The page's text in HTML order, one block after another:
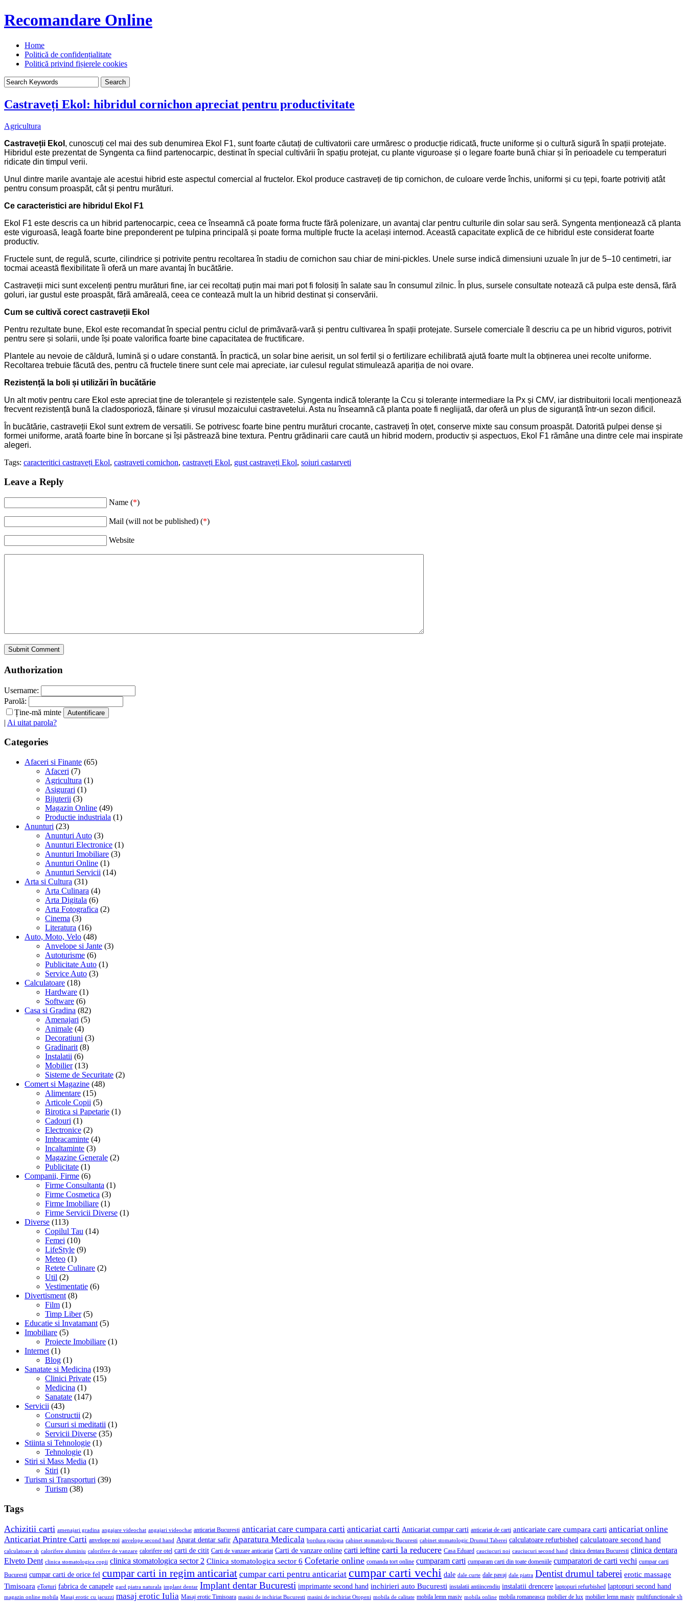
Recomandare Online
Home
Politică de confidențialitate
Politică privind fișierele cookies
Castraveți Ekol: hibridul cornichon apreciat pentru productivitate
Agricultura
Castraveții Ekol , cunoscuți cel mai des sub denumirea Ekol F1, sunt foarte căutați de cultivatorii care urmăresc o producție ridicată, fructe uniforme și o cultură sigură în spații protejate.
Hibridul este prezentat de Syngenta ca fiind partenocarpic, destinat în special cultivării în spațiu protejat, cu plante viguroase și o legare foarte bună chiar și în perioadele cu temperaturi
ridicate din timpul verii.
Unul dintre marile avantaje ale acestui hibrid este aspectul comercial al fructelor. Ekol produce castraveți de tip cornichon, de culoare verde închis, uniformi și cu țepi, foarte potriviți atât
pentru consum proaspăt, cât și pentru murături.
Ce caracteristici are hibridul Ekol F1
Ekol F1 este descris ca un hibrid partenocarpic, ceea ce înseamnă că poate forma fructe fără polenizare, un avantaj clar pentru culturile din solar sau seră. Syngenta menționează că planta
este viguroasă, leagă foarte bine preponderent pe tulpina principală și poate forma multiple fructe la același internod. Această capacitate explică de ce hibridul este considerat foarte
productiv.
Fructele sunt, de regulă, scurte, cilindrice și potrivite pentru recoltarea în stadiu de cornichon sau chiar de mini-pickles. Unele surse indică dimensiuni uzuale în jur de 5–10 centimetri, iar
tocmai această flexibilitate îi oferă un mare avantaj în bucătărie.
Castraveții mici sunt excelenți pentru murături fine, iar cei recoltați puțin mai mari pot fi folosiți în salate sau în consumul zilnic. În plus, sursele consultate notează că pulpa este densă, fără
goluri, iar gustul este proaspăt, fără amăreală, ceea ce contează mult la un hibrid destinat și conservării.
Cum se cultivă corect castraveții Ekol
Pentru rezultate bune, Ekol este recomandat în special pentru ciclul de primăvară-vară și pentru cultivarea în spații protejate. Sursele comerciale îl descriu ca pe un hibrid viguros, potrivit
pentru sere și solarii, unde își poate valorifica foarte bine capacitatea de fructificare.
Plantele au nevoie de căldură, lumină și o udare constantă. În practică, un solar bine aerisit, un sol fertil și o fertilizare echilibrată ajută foarte mult la obținerea unei recolte uniforme.
Recoltarea trebuie făcută des, pentru că fructele tinere sunt cele mai apreciate, iar culesul regulat stimulează apariția de noi ovare.
Rezistență la boli și utilizări în bucătărie
Un alt motiv pentru care Ekol este apreciat ține de toleranțele și rezistențele sale. Syngenta indică toleranțe la Ccu și toleranțe intermediare la Px și CMV, iar distribuitorii locali menționează
frecvent rezistență bună la cladosporioză, făinare și virusul mozaicului castravetelui. Asta nu înseamnă că planta poate fi neglijată, dar oferă un plus de siguranță într-un sezon dificil.
În bucătărie, castraveții Ekol sunt extrem de versatili. Se potrivesc foarte bine pentru murături crocante, castraveți în oțet, conserve mixte sau consum proaspăt. Datorită pulpei dense și
formei uniforme, arată foarte bine în borcane și își păstrează bine textura. Pentru grădinarii care caută un hibrid modern, productiv și aspectuos, Ekol F1 rămâne una dintre cele mai inspirate
alegeri.
Tags: caracteritici castraveți Ekol, castraveti cornichon, castraveți Ekol, gust castraveți Ekol, soiuri castarveti
Leave a Reply
Name (*)
Mail (will not be published) (*)
Website
Authorization
Username:
Parolă:
Ține-mă minte
| Ai uitat parola?
Categories
Afaceri si Finante (65)
Afaceri (7)
Agricultura (1)
Asigurari (1)
Bijuterii (3)
Magazin Online (49)
Productie industriala (1)
Anunturi (23)
Anunturi Auto (3)
Anunturi Electronice (1)
Anunturi Imobiliare (3)
Anunturi Online (1)
Anunturi Servicii (14)
Arta si Cultura (31)
Arta Culinara (4)
Arta Digitala (6)
Arta Fotografica (2)
Cinema (3)
Literatura (16)
Auto, Moto, Velo (48)
Anvelope si Jante (3)
Autoturisme (6)
Publicitate Auto (1)
Service Auto (3)
Calculatoare (18)
Hardware (1)
Software (6)
Casa si Gradina (82)
Amenajari (5)
Animale (4)
Decoratiuni (3)
Gradinarit (8)
Instalatii (6)
Mobilier(13)
Sisteme de Securitate (2)
Comert si Magazine (48)
Alimentare (15)
Articole Copii (5)
Birotica si Papetarie (1)
Cadouri (1)
Electronice (2)
Imbracaminte (4)
Incaltaminte (3)
Magazine Generale (2)
Publicitate (1)
Companii, Firme (6)
Firme Consultanta (1)
Firme Cosmetica (3)
Firme Imobiliare (1)
Firme Servicii Diverse (1)
Diverse (113)
Copilul Tau (14)
Femei (10)
LifeStyle (9)
Meteo (1)
Retete Culinare (2)
Util (2)
Vestimentatie (6)
Divertisment (8)
Film (1)
Timp Liber(5)
Educatie si Invatamant (5)
Imobiliare (5)
Proiecte Imobiliare (1)
Internet (1)
Blog (1)
Sanatate si Medicina (193)
Clinici Private (15)
Medicina (1)
Sanatate (147)
Servicii (43)
Constructii (2)
Cursuri si meditatii (1)
Servicii Diverse (35)
Stiinta si Tehnologie (1)
Tehnologie (1)
Stiri si Mass Media (1)
Stiri (1)
Turism si Transporturi (39)
Turism (38)
Tags
Achizitii carti amenajari gradina angajare videochat angajari videochat anticariat Bucuresti anticariat care cumpara carti anticariat carti Anticariat cumpar carti anticariat de carti anticariate care cumpara carti anticariat online
Anticariat Printre Carti anvelope noi anvelope second hand Aparat dentar safir Aparatura Medicala bordura piscina cabinet stomatologic Bucuresti cabinet stomatologic Drumul Taberei calculatoare refurbished calculatoare second hand
calculatoare sh calorifere aluminiu calorifere de vanzare calorifere otel carti de citit Carti de vanzare anticariat Carti de vanzare online carti ieftine carti la reducere Casa Eduard cauciucuri noi cauciucuri second hand clinica dentara Bucuresti clinica dentara
Elveto Dent clinica stomatologica copii clinica stomatologica sector 2 Clinica stomatologica sector 6 Cofetarie online comanda tort online cumparam carti cumparam carti din toate domeniile cumparatori de carti vechi cumpar carti
Bucuresti cumpar carti de orice fel cumpar carti in regim anticariat cumpar carti pentru anticariat cumpar carti vechi dale dale curte dale pavaj dale piatra Dentist drumul taberei erotic massage
Timisoara eTorturi fabrica de canapele gard piatra naturala implant dentar Implant dentar Bucuresti imprimante second hand inchirieri auto Bucuresti instalatii antiincendiu instalatii drencere laptopuri refurbished laptopuri second hand
magazin online mobila Masaj erotic cu jacuzzi masaj erotic Iulia Masaj erotic Timisoara masini de inchiriat Bucuresti masini de inchiriat Otopeni mobila de calitate mobila lemn masiv mobila online mobila romaneasca mobilier de lux mobilier lemn masiv multifunctionale sh